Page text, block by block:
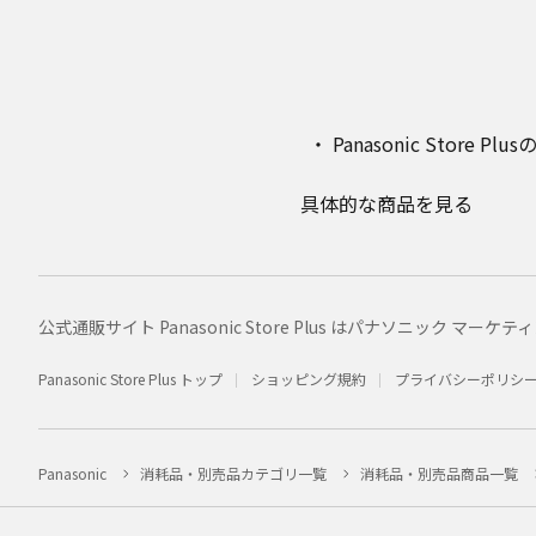
Panasonic Store Plus
具体的な商品を見る
公式通販サイト Panasonic Store Plus はパナソニック マーケテ
Panasonic Store Plus トップ ショッピング規約 プライバシーポリシー
Panasonic 消耗品・別売品カテゴリ一覧 消耗品・別売品商品一覧